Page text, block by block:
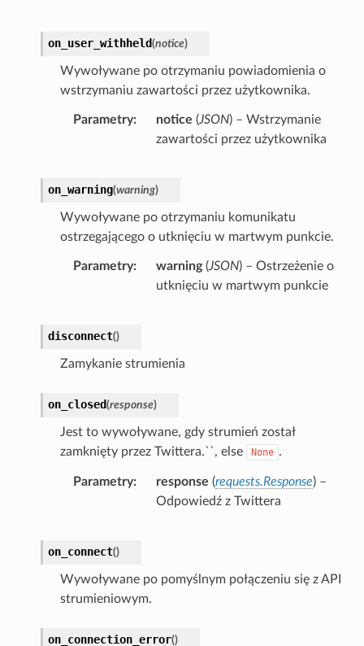
on_user_withheld(notice)
Wywoływane po otrzymaniu powiadomienia o
wstrzymaniu zawartości przez użytkownika.
Parametry notice (JSON) – Wstrzymanie
zawartości przez użytkownika
on_warning(warning)
Wywoływane po otrzymaniu komunikatu
ostrzegającego o utknięciu w martwym punkcie.
Parametry warning(JSON) – Ostrzeżenie o
utknięciu w martwym punkcie
disconnect()
Zamykanie strumienia
on_closed(response)
Jest to wywoływane, gdy strumień został
zamknięty przez Twittera.``, else
None .
Parametry response (requests.Response) –
Odpowiedź z Twittera
on_connect()
Wywoływane po pomyślnym połączeniu się z API
strumieniowym.
on_connection_error()